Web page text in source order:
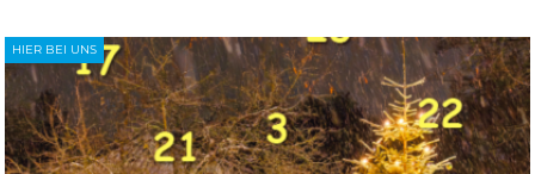
HIER BEI UNS